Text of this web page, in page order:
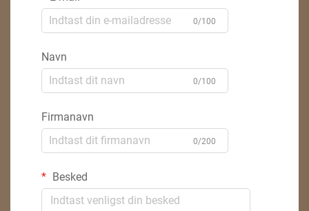
0/100
Navn
0/100
Firmanavn
0/200
Besked